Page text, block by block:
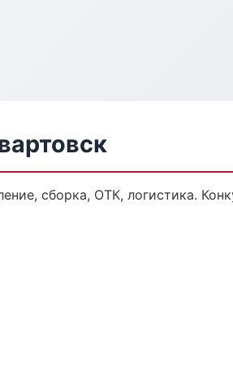
сборка, ОТК, логистика.